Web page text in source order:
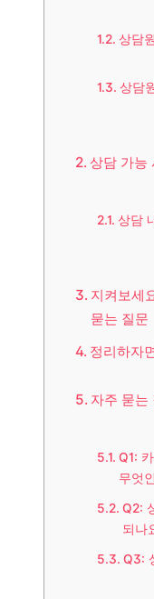
상담
상담
상담 가능
상담
지켜보세
묻는 질문
정리하자
자주 묻는
Q1:
무엇
Q2:
되나
Q3: